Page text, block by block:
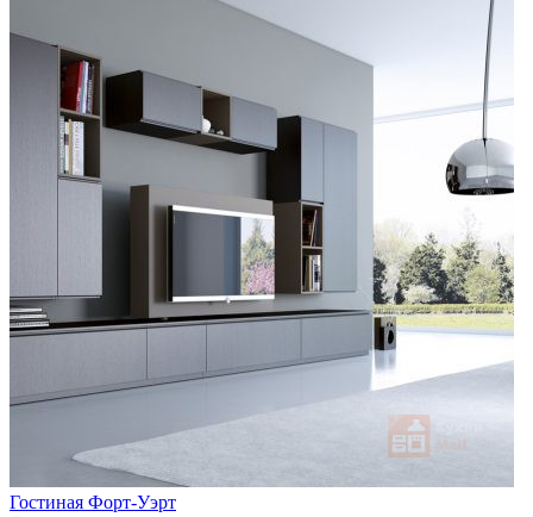
Гостиная Форт-Уэрт